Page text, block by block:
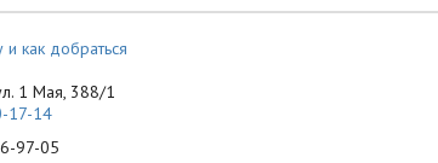
и как добраться
1 Мая, 388/1
17-14
05